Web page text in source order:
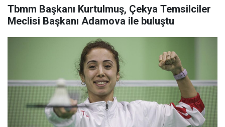
Tbmm Başkanı Kurtulmuş, Çekya Temsilciler
Meclisi Başkanı Adamova ile buluştu